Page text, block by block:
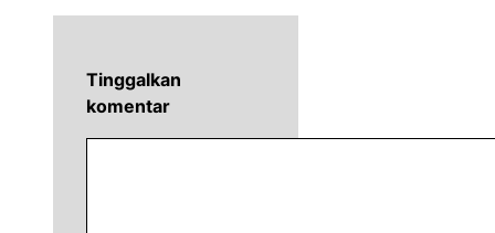
Tinggalkan
komentar